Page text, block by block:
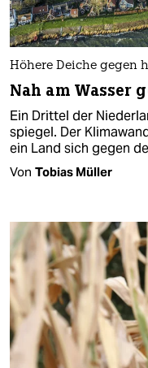
Höhere Deiche gegen
Nah am Wasser
Ein Drittel der
spiegel. Der
ein Land sich gegen
Von Tobias Müller